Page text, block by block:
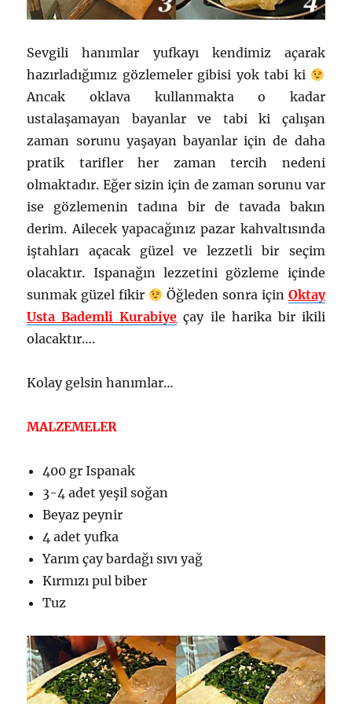
Sevgili hanımlar yufkayı kendimiz açarak
hazırladığımız gözlemeler gibisi yok tabi ki
Ancak oklava kullanmakta o kadar
ustalaşamayan bayanlar ve tabi ki çalışan
zaman sorunu yaşayan bayanlar için de daha
pratik tarifler her zaman tercih nedeni
olmaktadır. Eğer sizin için de zaman sorunu var
ise gözlemenin tadına bir de tavada bakın
derim. Ailecek yapacağınız pazar kahvaltısında
iştahları açacak güzel ve lezzetli bir seçim
olacaktır. Ispanağın lezzetini gözleme içinde
sunmak güzel fikir
Öğleden sonra için Oktay
Usta Bademli Kurabiye çay ile harika bir ikili
olacaktır….
Kolay gelsin hanımlar…
MALZEMELER
400 gr Ispanak
3-4 adet yeşil soğan
Beyaz peynir
4 adet yufka
Yarım çay bardağı sıvı yağ
Kırmızı pul biber
Tuz